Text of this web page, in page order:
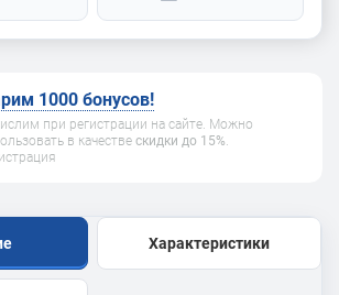
1000 бонусов!
при регистрации на сайте. Можно
в качестве скидки до 15%.
Характеристики